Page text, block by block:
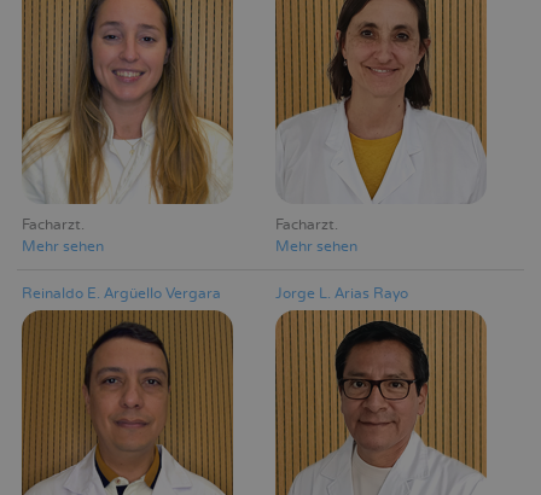
Facharzt
Mehr sehen
Facharzt
Mehr sehen
Reinaldo E. Argüello Vergara Jorge L. Arias Rayo